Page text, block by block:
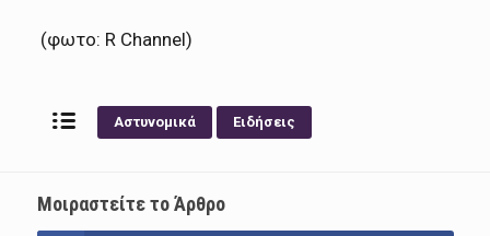
(φωτο: R Channel)
Αστυνομικά Ειδήσεις
Μοιραστείτε το Άρθρο